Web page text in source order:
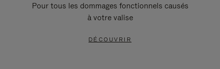
Pour tous les dommages fonctionnels causés
à votre valise
DÉCOUVRIR